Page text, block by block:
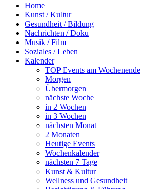
Home
Kunst / Kultur
Gesundheit / Bildung
Nachrichten / Doku
Musik / Film
Soziales / Leben
Kalender
TOP Events am Wochenende
Morgen
Übermorgen
nächste Woche
in 2 Wochen
in 3 Wochen
nächsten Monat
2 Monaten
Heutige Events
Wochenkalender
nächsten 7 Tage
Kunst & Kultur
Wellness und Gesundheit